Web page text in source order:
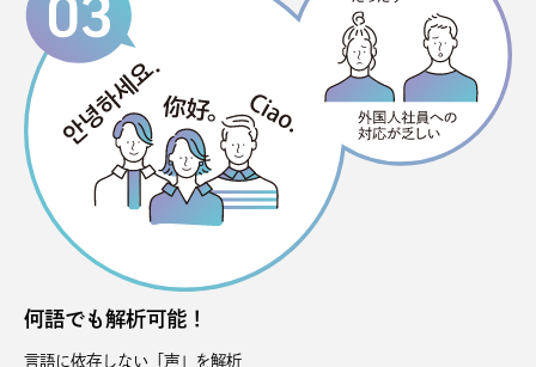
何語でも解析可能！
言語に依存しない「声」を解析